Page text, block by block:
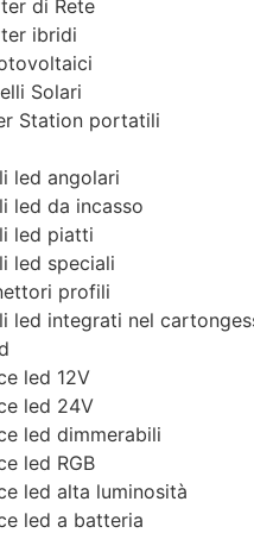
di Rete
ibridi
Solari
Station portatili
led angolari
led da incasso
led piatti
led speciali
profili
led integrati nel
led 12V
led 24V
led dimmerabili
led RGB
led alta luminosità
led a batteria